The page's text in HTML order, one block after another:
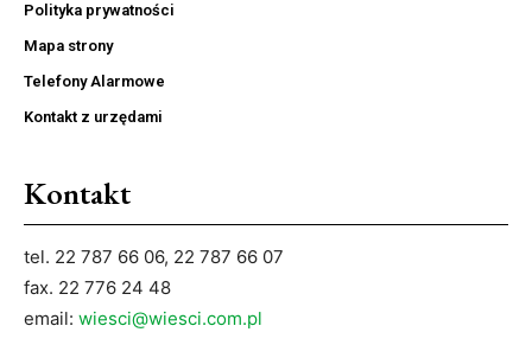
Polityka prywatności
Mapa strony
Telefony Alarmowe
Kontakt z urzędami
Kontakt
tel. 22 787 66 06, 22 787 66 07
fax. 22 776 24 48
email: wiesci@wiesci.com.pl